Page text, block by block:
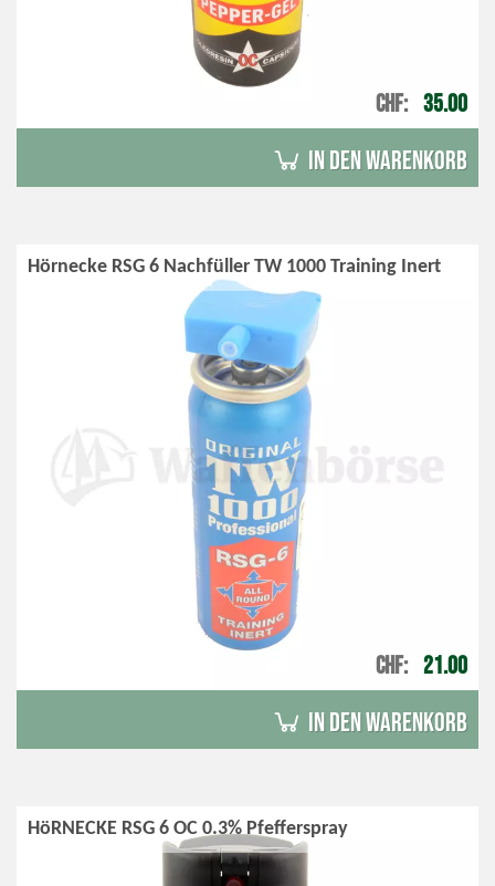
CHF 35.00
in den Warenkorb
Hörnecke RSG 6 Nachfüller TW 1000 Training Inert
CHF 21.00
in den Warenkorb
HöRNECKE RSG 6 OC 0.3% Pfefferspray